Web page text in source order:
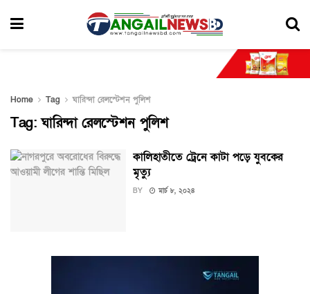
Home Tag ঘারিন্দা রেলস্টেশন পুলিশ
Tag:ঘারিন্দা রেলস্টেশন পুলিশ
কালিহাতীতে ট্রেনে কাটা পড়ে যুবকের
মৃত্যু
BY মার্চ ৮, ২০২৪